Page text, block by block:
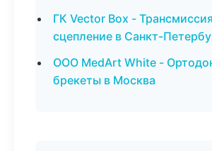
ГК Vector Box -
сцепление в Санкт-
ООО MedArt White -
брекеты в Москва